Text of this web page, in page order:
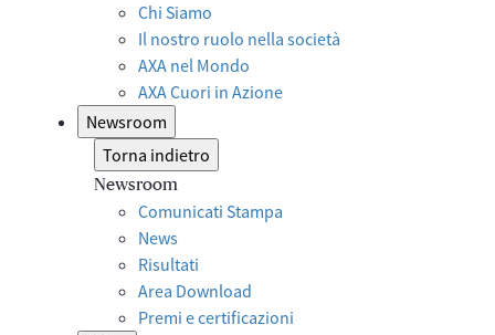
Chi Siamo
Il nostro ruolo nella società
AXA nel Mondo
AXA Cuori in Azione
Newsroom
Torna indietro
Newsroom
Comunicati Stampa
News
Risultati
Area Download
Premi e certificazioni